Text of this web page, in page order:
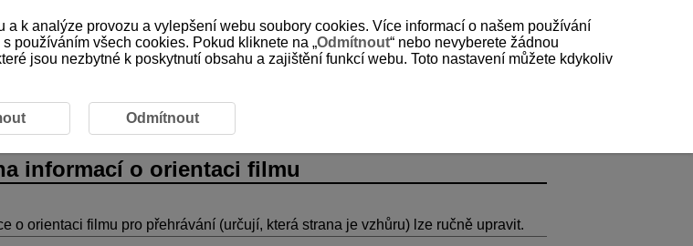
informací o orientaci filmu
o orientaci filmu pro přehrávání (určují, která strana je vzhůru) lze ručně upravit.
k analýze provozu a vylepšení webu soubory cookies. Více informací o našem používání
používáním všech cookies. Pokud kliknete na „Odmítnout“ nebo nevyberete žádnou
jsou nezbytné k poskytnutí obsahu a zajištění funkcí webu. Toto nastavení můžete kdykoliv
Odmítnout